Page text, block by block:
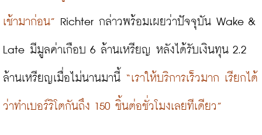
เช้ามาก่อน” Richter กล่าวพร้อมเผยว่าปัจจุบัน Wake &
Late มีมูลค่าเกือบ 6 ล้านเหรียญ หลังได้รับเงินทุน 2.2
ล้านเหรียญเมื่อไม่นานมานี้ “เราให้บริการเร็วมาก เรียกได้
ว่าทำเบอร์ริโตกันถึง 150 ชิ้นต่อชั่วโมงเลยทีเดียว”